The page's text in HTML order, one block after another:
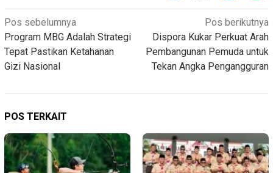
Navigasi
pos
Pos sebelumnya
Program MBG Adalah Strategi
Tepat Pastikan Ketahanan
Gizi Nasional
Pos berikutnya
Dispora Kukar Perkuat Arah
Pembangunan Pemuda untuk
Tekan Angka Pengangguran
POS TERKAIT